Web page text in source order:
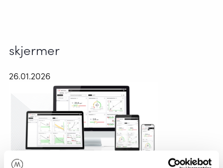
skjermer
26.01.2026